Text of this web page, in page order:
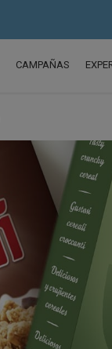
CAMPAÑAS